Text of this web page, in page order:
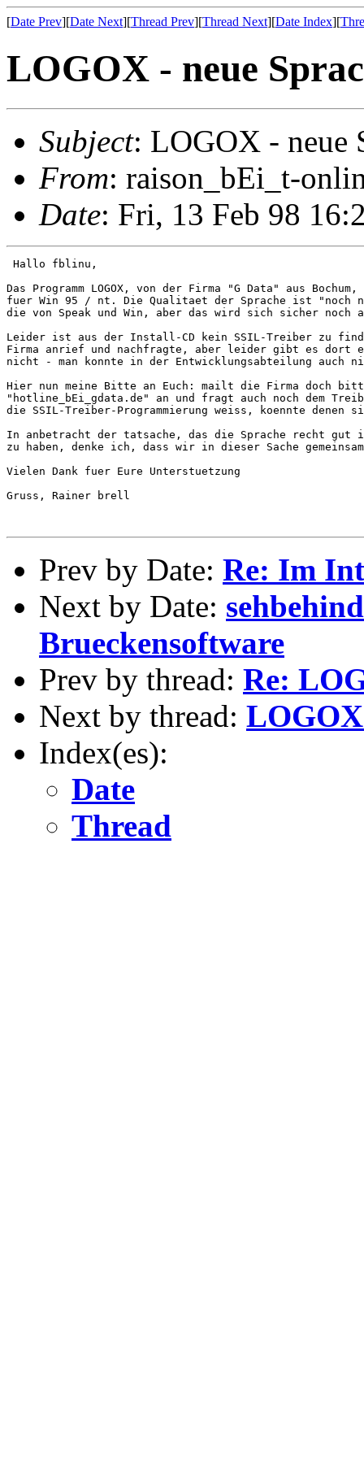
[Date Prev][Date Next][Thread Prev][Thread Next][Date Index][
LOGOX - neue
Subject: LOGOX - neue
From: raison_bEi_t-
Date: Fri, 13 Feb 98
Hallo fblinu,
Das Programm LOGOX, von der Firma "G Data" aus
fuer Win 95 / nt. Die Qualitaet der Sprache ist "noch
die von Speak und Win, aber das wird sich sicher noch
Leider ist aus der Install-CD kein SSIL-Treiber zu
Firma anrief und nachfragte, aber leider gibt es dort
nicht - man konnte in der Entwicklungsabteilung auch
Hier nun meine Bitte an Euch: mailt die Firma doch
"hotline_bEi_gdata.de" an und fragt auch noch dem
die SSIL-Treiber-Programmierung weiss, koennte denen
In anbetracht der tatsache, das die Sprache recht gut
zu haben, denke ich, dass wir in dieser Sache
Vielen Dank fuer Eure Unterstuetzung
Gruss, Rainer brell
Prev by Date: Re: Im
Next by Date:
Brueckensoftware
Prev by thread: Re:
Next by thread: LOGOX
Index(es):
Date
Thread